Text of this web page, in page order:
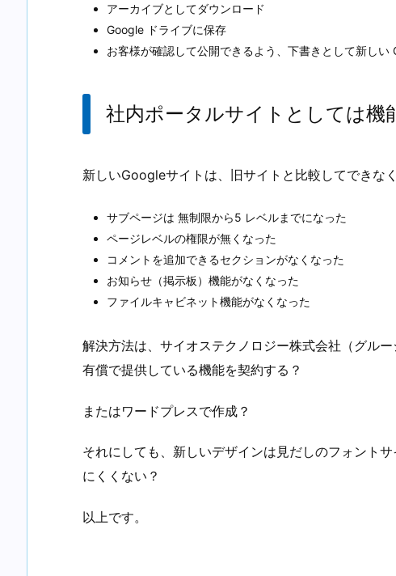
アーカイブとしてダウンロード
Google ドライブに保存
お客様が確認して公開できるよう、下書きとして新しい
社内ポータルサイトとしては機
新しいGoogleサイトは、旧サイトと比較してできな
サブページは 無制限から5 レベルまでになった
ページレベルの権限が無くなった
コメントを追加できるセクションがなくなった
お知らせ（掲示板）機能がなくなった
ファイルキャビネット機能がなくなった
解決方法は、サイオステクノロジー株式会社（グル
有償で提供している機能を契約する？
またはワードプレスで作成？
それにしても、新しいデザインは見だしのフォント
にくくない？
以上です。